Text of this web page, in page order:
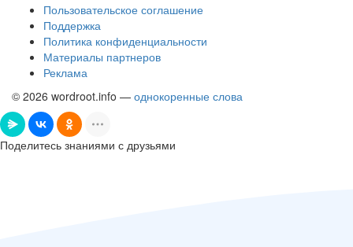
Пользовательское соглашение
Поддержка
Политика конфиденциальности
Материалы партнеров
Реклама
© 2026 wordroot.info — однокоренные слова
Поделитесь знаниями с друзьями